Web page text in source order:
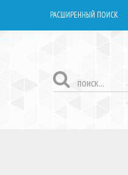
РАСШИРЕННЫЙ ПОИСК